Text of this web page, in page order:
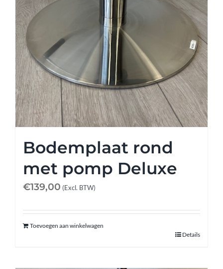
Bodemplaat rond
met pomp Deluxe
€139,00 (Excl. BTW)
Toevoegen aan winkelwagen
Details